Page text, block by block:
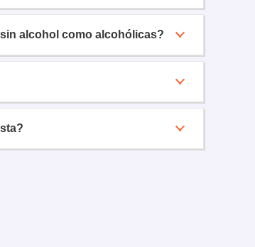
alcohol como alcohólicas?